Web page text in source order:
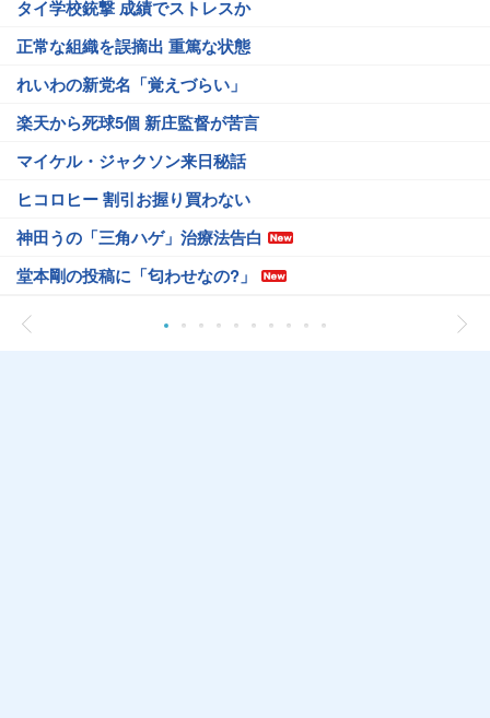
タイ学校銃撃 成績でストレスか
正常な組織を誤摘出 重篤な状態
れいわの新党名「覚えづらい」
楽天から死球5個 新庄監督が苦言
マイケル・ジャクソン来日秘話
ヒコロヒー 割引お握り買わない
神田うの「三角ハゲ」治療法告白
堂本剛の投稿に「匂わせなの?」